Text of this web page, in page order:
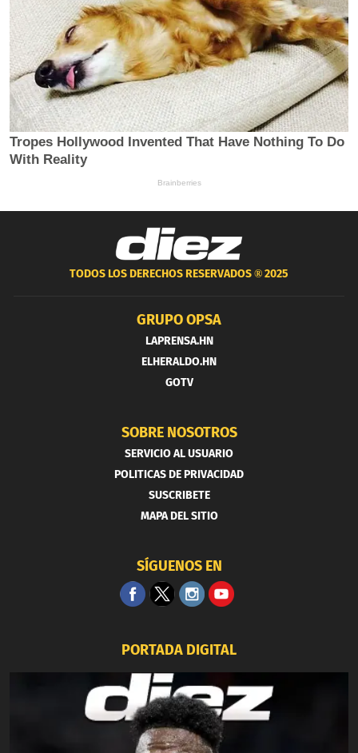
TODOS LOS DERECHOS RESERVADOS ®2025
GRUPO OPSA
LAPRENSA.HN
ELHERALDO.HN
GOTV
SOBRE NOSOTROS
SERVICIO AL USUARIO
POLITICAS DE PRIVACIDAD
SUSCRIBETE
MAPA DEL SITIO
SÍGUENOS EN
PORTADA DIGITAL